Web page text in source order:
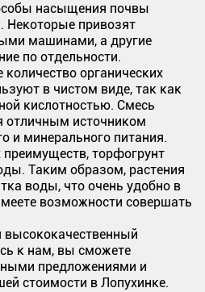
насыщения почвы
привозят
машинами, а другие
по отдельности.
органических
в чистом виде, так как
кислотностью. Смесь
отличным источником
и минерального питания.
торфогрунт
Таким образом, растения
воды, что очень удобно в
возможности совершать
высококачественный
к нам, вы сможете
предложениями и
стоимости в Лопухинке.